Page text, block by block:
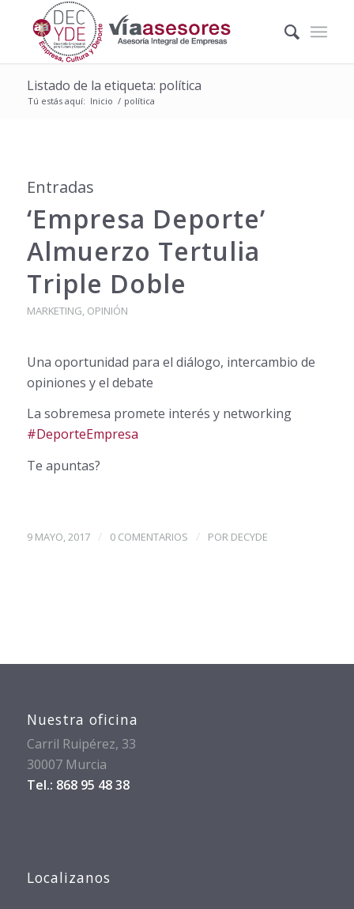
Listado de la etiqueta: política
Tú estás aquí: Inicio / política
Entradas
‘Empresa Deporte’
Almuerzo Tertulia
Triple Doble
MARKETING, OPINIÓN
Una oportunidad para el diálogo, intercambio de
opiniones y el debate
La sobremesa promete interés y networking
#DeporteEmpresa
Te apuntas?
9 MAYO, 2017 / 0 COMENTARIOS / POR DECYDE
Nuestra oficina
Carril Ruipérez, 33
30007 Murcia
Tel.: 868 95 48 38
Localizanos